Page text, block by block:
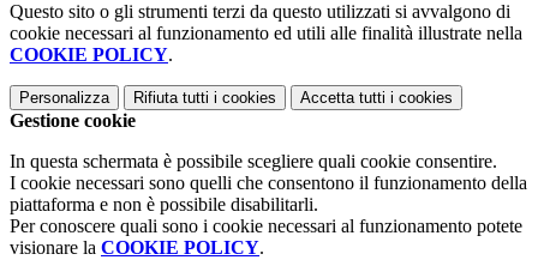
Questo sito o gli strumenti terzi da questo utilizzati si avvalgono di
cookie necessari al funzionamento ed utili alle finalità illustrate nella
COOKIE POLICY.
Personalizza Rifiuta tutti i cookies Accetta tutti i cookies
Gestione cookie
In questa schermata è possibile scegliere quali cookie consentire.
I cookie necessari sono quelli che consentono il funzionamento della
piattaforma e non è possibile disabilitarli.
Per conoscere quali sono i cookie necessari al funzionamento potete
visionare la COOKIE POLICY.